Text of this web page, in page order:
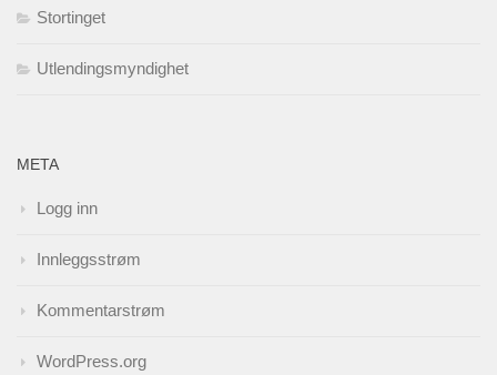
Stortinget
Utlendingsmyndighet
META
Logg inn
Innleggsstrøm
Kommentarstrøm
WordPress.org